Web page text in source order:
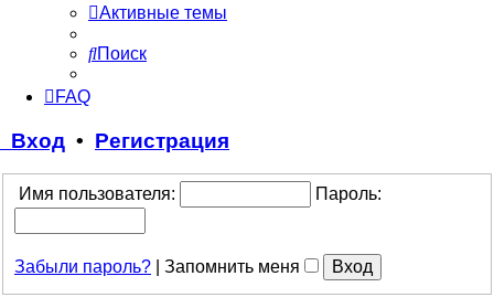
Активные темы
Поиск
FAQ
Вход • Регистрация
Имя пользователя: Пароль:
Забыли пароль? Запомнить меня